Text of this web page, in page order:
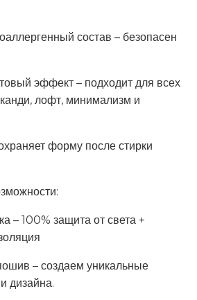
состав – безопасен
эффект – подходит для всех
лофт, минимализм и
форму после стирки
– 100% защита от света +
– создаем уникальные
дизайна.